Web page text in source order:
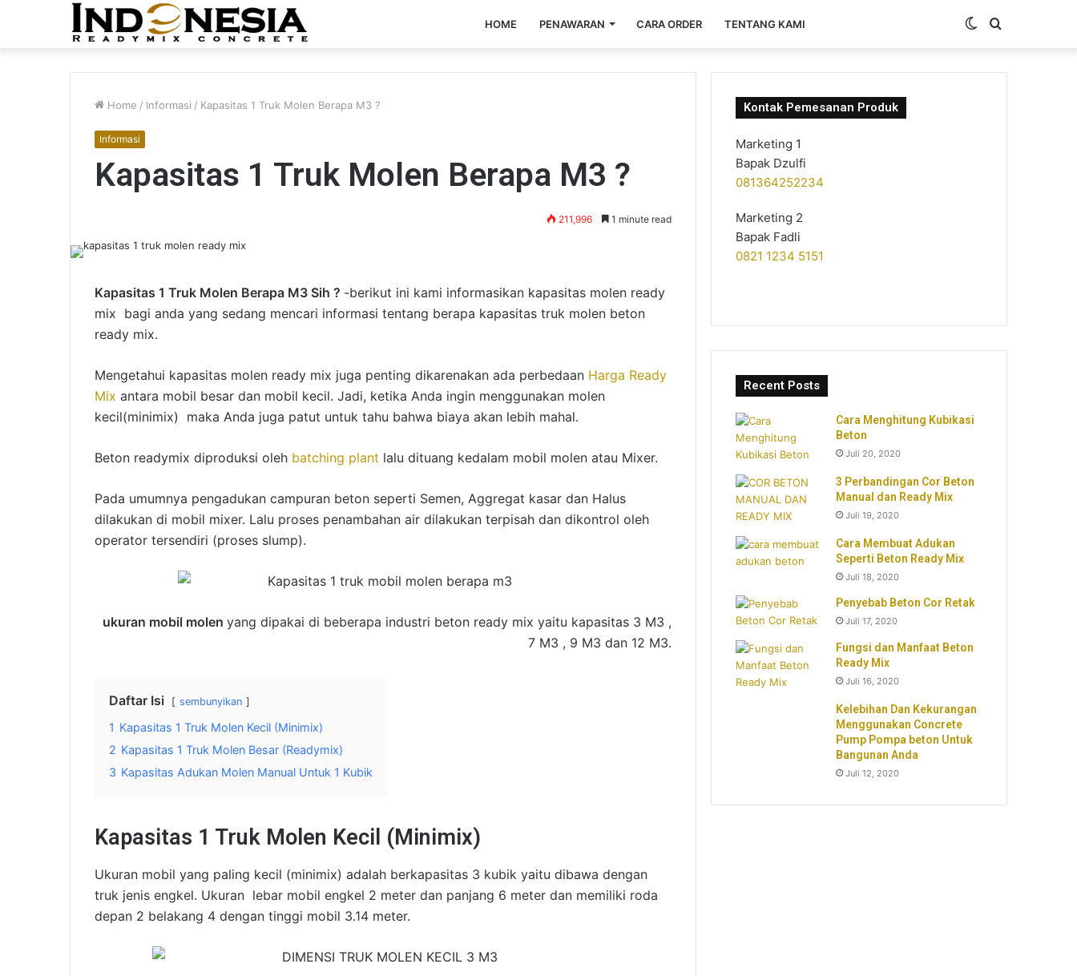
HOME PENAWARAN CARA ORDER TENTANG KAMI Search
for
Switch
skin
Home / Informasi / Kapasitas 1 Truk Molen Berapa M3 ?
Informasi
Kapasitas 1 Truk Molen Berapa M3 ?
211,996 1 minute read
Kapasitas 1 Truk Molen Berapa M3 Sih ? -berikut ini kami informasikan kapasitas molen ready
mix bagi anda yang sedang mencari informasi tentang berapa kapasitas truk molen beton
ready mix.
Mengetahui kapasitas molen ready mix juga penting dikarenakan ada perbedaan Harga Ready
Mix antara mobil besar dan mobil kecil. Jadi, ketika Anda ingin menggunakan molen
kecil(minimix) maka Anda juga patut untuk tahu bahwa biaya akan lebih mahal.
Beton readymix diproduksi oleh batching plant lalu dituang kedalam mobil molen atau Mixer.
Pada umumnya pengadukan campuran beton seperti Semen, Aggregat kasar dan Halus
dilakukan di mobil mixer. Lalu proses penambahan air dilakukan terpisah dan dikontrol oleh
operator tersendiri (proses slump).
ukuran mobil molen yang dipakai di beberapa industri beton ready mix yaitu kapasitas 3 M3 ,
7 M3 , 9 M3 dan 12 M3.
Daftar Isi sembunyikan
1 Kapasitas 1 Truk Molen Kecil (Minimix)
2 Kapasitas 1 Truk Molen Besar (Readymix)
3 Kapasitas Adukan Molen Manual Untuk 1 Kubik
Kapasitas 1 Truk Molen Kecil (Minimix)
Ukuran mobil yang paling kecil (minimix) adalah berkapasitas 3 kubik yaitu dibawa dengan
truk jenis engkel. Ukuran lebar mobil engkel 2 meter dan panjang 6 meter dan memiliki roda
depan 2 belakang 4 dengan tinggi mobil 3.14 meter.
Kontak Pemesanan Produk
Marketing 1
Bapak Dzulfi
081364252234
Marketing 2
Bapak Fadli
0821 1234 5151
Recent Posts
Cara Menghitung Kubikasi
Beton
Juli 20, 2020
3 Perbandingan Cor Beton
Manual dan Ready Mix
Juli 19, 2020
Cara Membuat Adukan
Seperti Beton Ready Mix
Juli 18, 2020
Penyebab Beton Cor Retak
Juli 17, 2020
Fungsi dan Manfaat Beton
Ready Mix
Juli 16, 2020
Kelebihan Dan Kekurangan
Menggunakan Concrete
Pump Pompa beton Untuk
Bangunan Anda
Juli 12, 2020